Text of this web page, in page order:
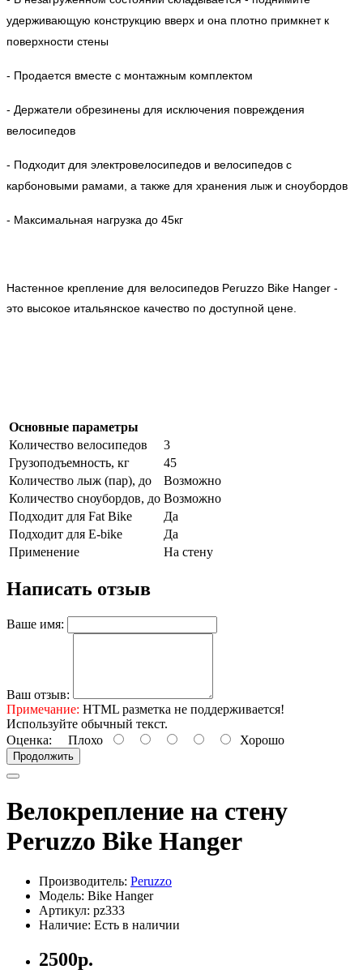
удерживающую конструкцию вверх и она плотно примкнет к
поверхности стены
- Продается вместе с монтажным комплектом
- Держатели обрезинены для исключения повреждения
велосипедов
- Подходит для электровелосипедов и велосипедов с
карбоновыми рамами, а также для хранения лыж и сноубордов
- Максимальная нагрузка до 45кг
Настенное крепление для велосипедов Peruzzo Bike Hanger -
это высокое итальянское качество по доступной цене.
Основные параметры
Количество велосипедов
3
Грузоподъемность, кг
45
Количество лыж (пар), до
Возможно
Количество сноубордов, до Возможно
Подходит для Fat Bike
Да
Подходит для E-bike
Да
Применение
На стену
Написать отзыв
Ваше имя:
Ваш отзыв:
Примечание: HTML разметка не поддерживается!
Используйте обычный текст.
Оценка: Плохо Хорошо
Продолжить
Велокрепление на стену
Peruzzo Bike Hanger
Производитель: Peruzzo
Модель: Bike Hanger
Артикул: pz333
Наличие: Есть в наличии
2500р.